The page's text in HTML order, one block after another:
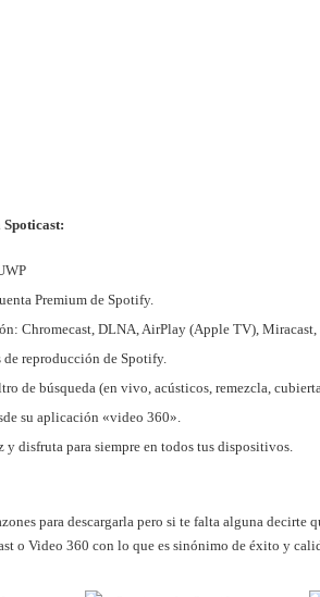
Spoticast:
Premium de Spotify.
Chromecast, DLNA, AirPlay (Apple TV), Miracast,
reproducción de Spotify.
de búsqueda (en vivo, acústicos, remezcla,
su aplicación «video 360».
y disfruta para siempre en todos tus dispositivos.
para descargarla pero si te falta alguna decirte
o Video 360 con lo que es sinónimo de éxito y